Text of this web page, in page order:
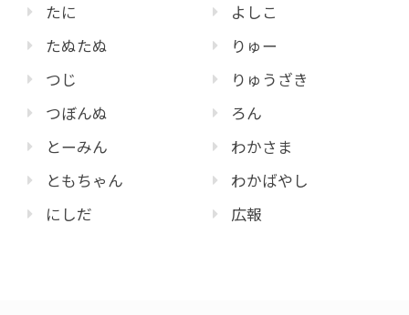
たに
たぬたぬ
つじ
つぼんぬ
とーみん
ともちゃん
にしだ
よしこ
りゅー
りゅうざき
ろん
わかさま
わかばやし
広報